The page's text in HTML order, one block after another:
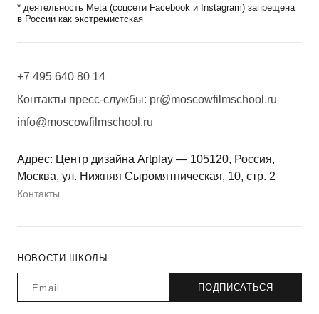
* деятельность Meta (соцсети Facebook и Instagram) запрещена
в России как экстремистская
+7 495 640 80 14
Контакты пресс-службы: pr@moscowfilmschool.ru
info@moscowfilmschool.ru
Адрес: Центр дизайна Artplay — 105120, Россия,
Москва, ул. Нижняя Сыромятническая, 10, стр. 2
Контакты
НОВОСТИ ШКОЛЫ